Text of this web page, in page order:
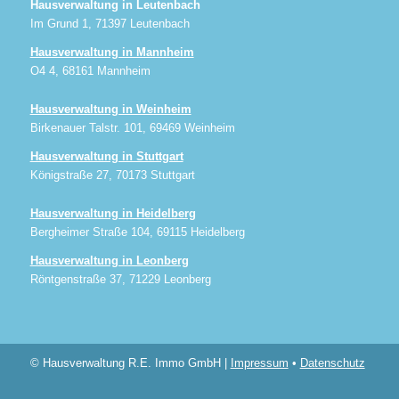
Hausverwaltung in Leutenbach
Im Grund 1, 71397 Leutenbach
Hausverwaltung in Mannheim
O4 4, 68161 Mannheim
Hausverwaltung in Weinheim
Birkenauer Talstr. 101, 69469 Weinheim
Hausverwaltung in Stuttgart
Königstraße 27, 70173 Stuttgart
Hausverwaltung in Heidelberg
Bergheimer Straße 104, 69115 Heidelberg
Hausverwaltung in Leonberg
Röntgenstraße 37, 71229 Leonberg
© Hausverwaltung R.E. Immo GmbH | Impressum • Datenschutz